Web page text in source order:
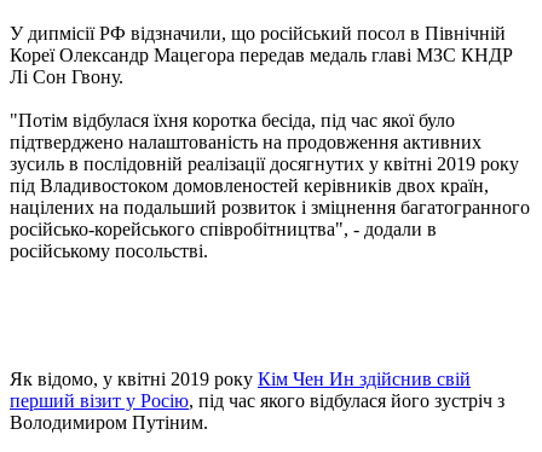
У дипмісії РФ відзначили, що російський посол в Північній
Кореї Олександр Мацегора передав медаль главі МЗС КНДР
Лі Сон Гвону.
"Потім відбулася їхня коротка бесіда, під час якої було
підтверджено налаштованість на продовження активних
зусиль в послідовній реалізації досягнутих у квітні 2019 року
під Владивостоком домовленостей керівників двох країн,
націлених на подальший розвиток і зміцнення багатогранного
російсько-корейського співробітництва", - додали в
російському посольстві.
Як відомо, у квітні 2019 року Кім Чен Ин здійснив свій
перший візит у Росію, під час якого відбулася його зустріч з
Володимиром Путіним.